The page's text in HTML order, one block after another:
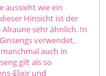
aussieht wie ein
Hinsicht ist der
sehr ähnlich. In
verwendet,
auch in
gilt als so
Elixir und